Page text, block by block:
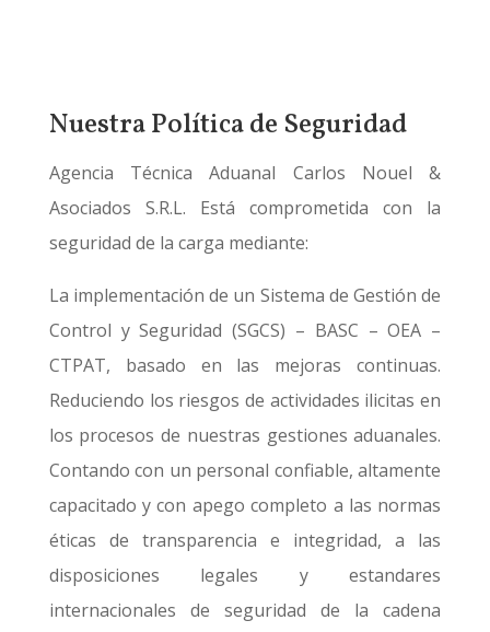
Nuestra Política de Seguridad
Agencia Técnica Aduanal Carlos Nouel &
Asociados S.R.L. Está comprometida con la
seguridad de la carga mediante:
La implementación de un Sistema de Gestión de
Control y Seguridad (SGCS) – BASC – OEA –
CTPAT, basado en las mejoras continuas.
Reduciendo los riesgos de actividades ilicitas en
los procesos de nuestras gestiones aduanales.
Contando con un personal confiable, altamente
capacitado y con apego completo a las normas
éticas de transparencia e integridad, a las
disposiciones legales y estandares
internacionales de seguridad de la cadena